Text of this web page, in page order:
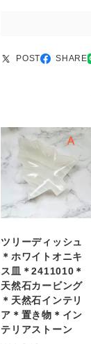
POST SHARE
ツリーディッシュ
＊ホワイトオニキ
ス皿＊2411010＊
天然石カービング
＊天然石インテリ
ア＊置き物＊イン
テリアストーン